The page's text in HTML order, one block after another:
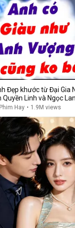
Đẹp khước từ Đại Gia
Quyền Linh và Ngọc
Hay • 1.9M views